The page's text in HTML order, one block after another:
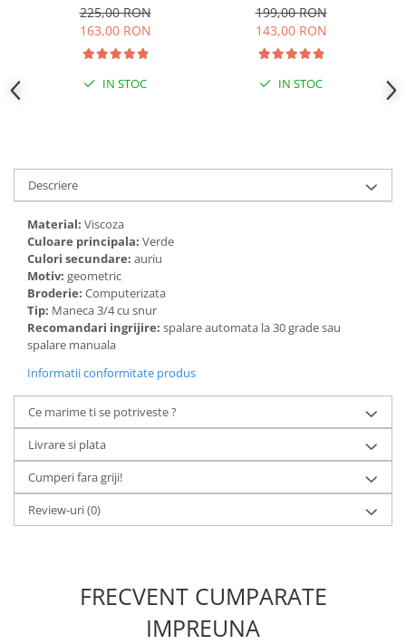
225,00 RON
163,00 RON
IN STOC
Adelaida
199,00 RON
143,00 RON
IN STOC
Descriere
Material: Viscoza
Culoare principala: Verde
Culori secundare: auriu
Motiv: geometric
Broderie: Computerizata
Tip: Maneca 3/4 cu snur
Recomandari ingrijire: spalare automata la 30 grade sau
spalare manuala
Informatii conformitate produs
Ce marime ti se potriveste ?
Livrare si plata
Cumperi fara griji!
Review-uri(0)
FRECVENT CUMPARATE
IMPREUNA